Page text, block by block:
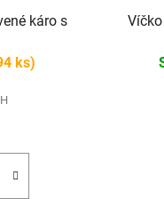
káro s
ks)